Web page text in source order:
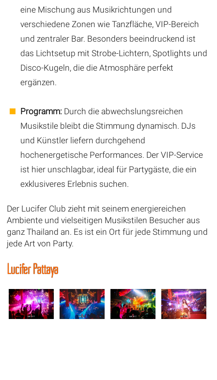
eine Mischung aus Musikrichtungen und
verschiedene Zonen wie Tanzfläche, VIP-Bereich
und zentraler Bar. Besonders beeindruckend ist
das Lichtsetup mit Strobe-Lichtern, Spotlights und
Disco-Kugeln, die die Atmosphäre perfekt
ergänzen.
Programm:Durch die abwechslungsreichen
Musikstile bleibt die Stimmung dynamisch. DJs
und Künstler liefern durchgehend
hochenergetische Performances. Der VIP-Service
ist hier unschlagbar, ideal für Partygäste, die ein
exklusiveres Erlebnis suchen.
Der Lucifer Club zieht mit seinem energiereichen
Ambiente und vielseitigen Musikstilen Besucher aus
ganz Thailand an. Es ist ein Ort für jede Stimmung und
jede Art von Party.
Lucifer Pattaya